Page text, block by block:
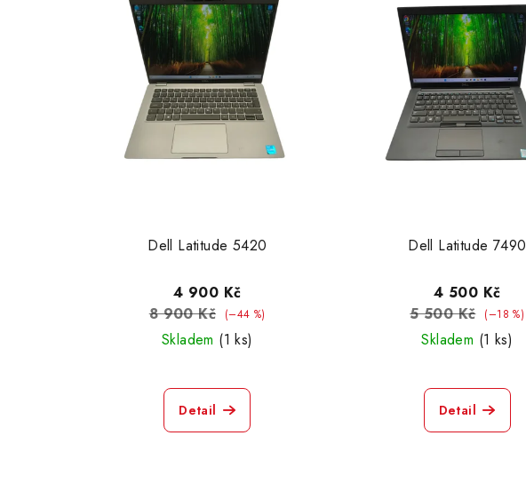
Dell Latitude 5420
4 900 Kč
8 900 Kč
(–44 %)
Skladem (1 ks)
Detail
Dell Latitude 7490
4 500 Kč
5 500 Kč (–18 %)
Skladem (1 ks)
Detail